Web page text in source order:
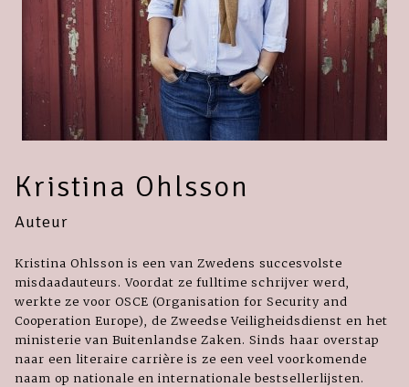
Kristina Ohlsson
Auteur
Kristina Ohlsson is een van Zwedens succesvolste
misdaadauteurs. Voordat ze fulltime schrijver werd,
werkte ze voor OSCE (Organisation for Security and
Cooperation Europe), de Zweedse Veiligheidsdienst en het
ministerie van Buitenlandse Zaken. Sinds haar overstap
naar een literaire carrière is ze een veel voorkomende
naam op nationale en internationale bestsellerlijsten.